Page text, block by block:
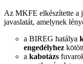
Az MKFE elkészítette a
javaslatát, amelynek
a BIREG hatálya
engedélyhez
a kabotázs